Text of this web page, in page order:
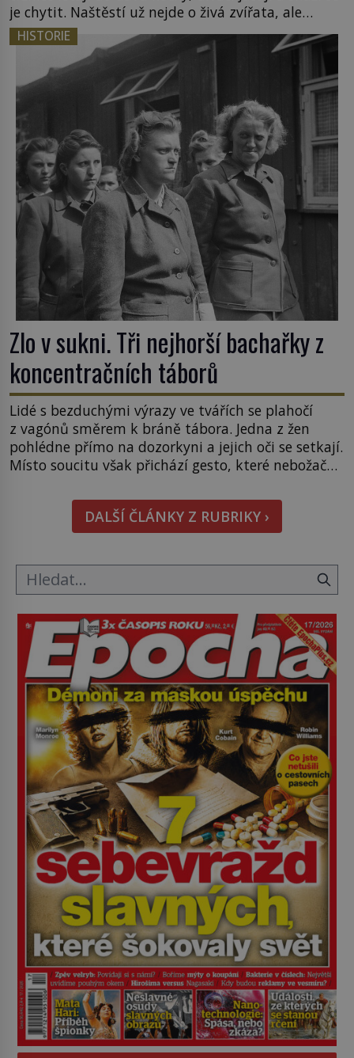
je chytit. Naštěstí už nejde o živá zvířata, ale
jenom o plyšové suvenýry. Kdysi to ale bylo jinak.
Tato veselá podívaná připomíná jeden z
nejpodivnějších a zároveň nejkrutějších zvyků […]
HISTORIE
Zlo v sukni. Tři nejhorší bachařky z
koncentračních táborů
Lidé s bezduchými výrazy ve tvářích se plahočí
z vagónů směrem k bráně tábora. Jedna z žen
pohlédne přímo na dozorkyni a jejich oči se setkají.
Místo soucitu však přichází gesto, které nebožačku
Rudolf Höss (1901–1947), Josef Mengele (1911–
1979) či Heinrich Himmler (1900–1945) zná každý,
o koho se historie jen otřela. Jenže […]
DALŠÍ ČLÁNKY Z RUBRIKY ›